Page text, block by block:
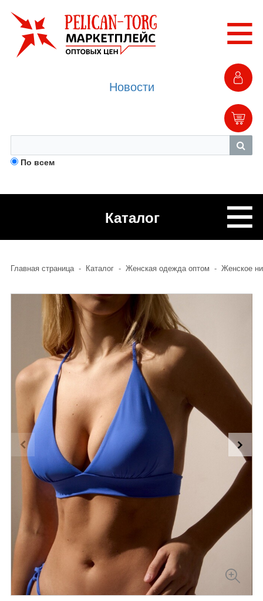
По всем
Новости
Каталог
Главная страница - Каталог - Женская одежда оптом - Женское